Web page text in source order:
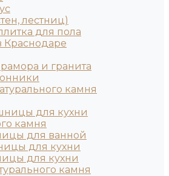
лестниц)
для пола
Краснодаре
и гранита
камня
для кухни
камня
для ванной
для кухни
для кухни
камня